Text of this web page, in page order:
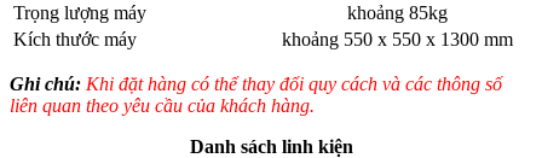
Trọng lượng máy
khoảng 85kg
Kích thước máy
khoảng 550 x 550 x 1300 mm
Ghi chú: Khi đặt hàng có thể thay đổi quy cách và các thông số
liên quan theo yêu cầu của khách hàng.
Danh sách linh kiện